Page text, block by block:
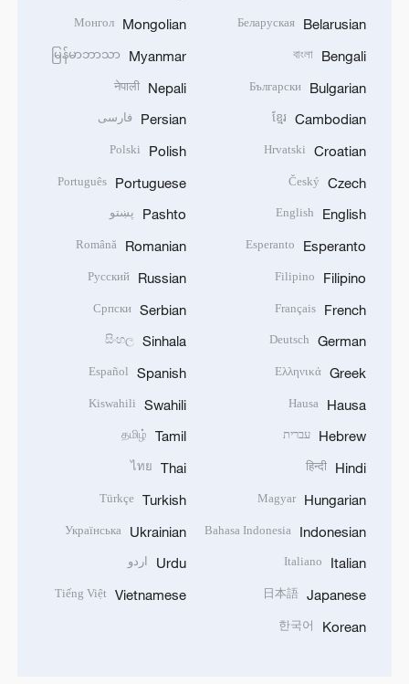
Belarusian
Беларуская
Bengali
বাংলা
Bulgarian
Български
Cambodian
ខ្មែរ
Croatian
Hrvatski
Czech
Český
English
English
Esperanto
Esperanto
Filipino
Filipino
French
Français
German
Deutsch
Greek
Ελληνικά
Hausa
Hausa
Hebrew עברית
Hindi
हिन्दी
Hungarian
Magyar
Indonesian
Bahasa Indonesia
Italian
Italiano
Japanese
日本語
Korean
한국어
Mongolian
Монгол
Myanmar
မြန်မာဘာသာ
Nepali
नेपाली
Persian فارسی
Polish
Polski
Portuguese
Português
Pashto پښتو
Romanian
Română
Russian
Русский
Serbian
Српски
Sinhala
සිංහල
Spanish
Español
Swahili
Kiswahili
Tamil
தமிழ்
Thai
ไทย
Turkish
Türkçe
Ukrainian
Українська
Urdu اردو
Vietnamese
Tiếng Việt